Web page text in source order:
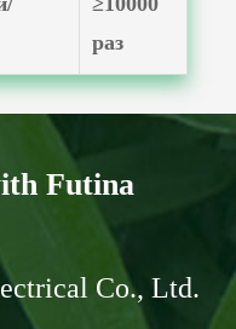
раз
Futina
Co., Ltd.